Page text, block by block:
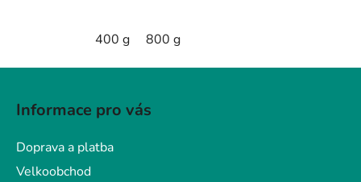
400 g 800 g
Informace pro vás
Doprava a platba
Velkoobchod